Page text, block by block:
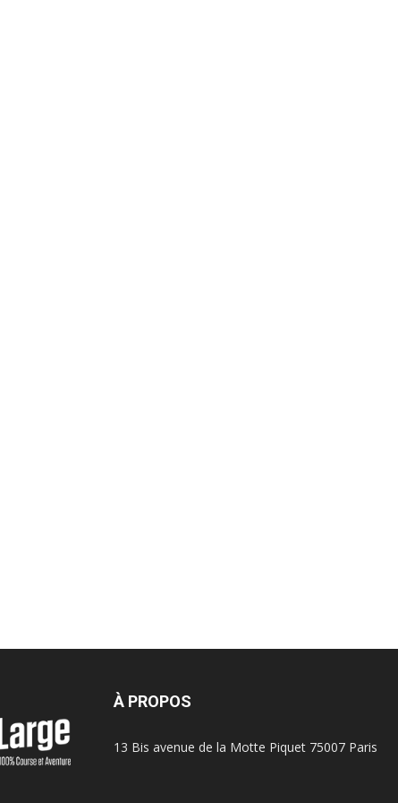
À PROPOS
13 Bis avenue de la Motte Piquet 75007 Paris